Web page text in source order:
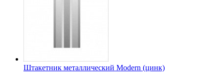
Штакетник металлический Мodern (цинк)